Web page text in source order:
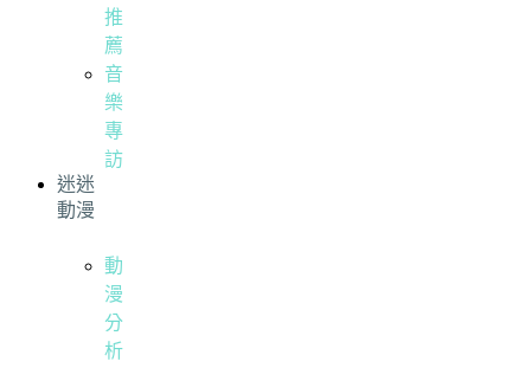
推
薦
音
樂
專
訪
迷迷
動漫
動
漫
分
析